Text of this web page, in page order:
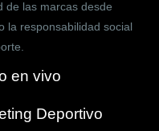
de las marcas desde
la responsabilidad social
en vivo
Deportivo